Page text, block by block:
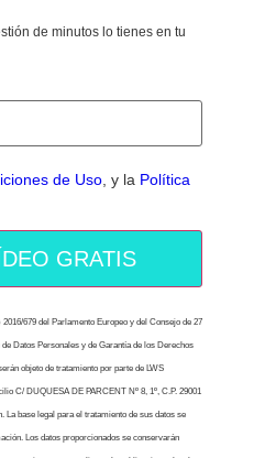
de minutos lo tienes en tu
de Uso, y la Política
GRATIS
679 del Parlamento Europeo y del Consejo de 27
Datos Personales y de Garantía de los Derechos
objeto de tratamiento por parte de LWS
C/ DUQUESA DE PARCENT Nº 8, 1º, C.P. 29001
La base legal para el tratamiento de sus datos se
Los datos proporcionados se conservarán